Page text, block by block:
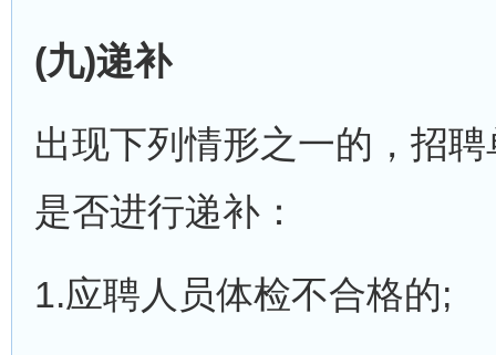
(九)递补
出现下列情形之一的，招
是否进行递补：
1.应聘人员体检不合格的;